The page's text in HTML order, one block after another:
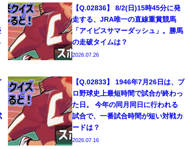
【Q.02836】 8/2(日)15時45分に発
走する、JRA唯一の直線重賞競馬
「アイビスサマーダッシュ」。勝馬
の走破タイムは？
2026.07.26
【Q.02833】 1946年7月26日は、プ
ロ野球史上最短時間で試合が終わっ
た日。 今年の同月同日に行われる
試合で、一番試合時間が短い対戦カ
ードは？
2026.07.16